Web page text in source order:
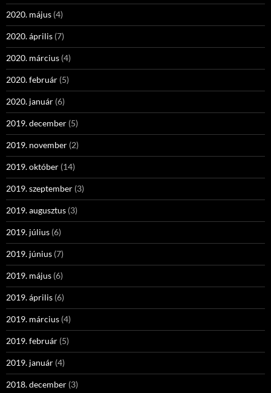
2020. május (4)
2020. április (7)
2020. március (4)
2020. február (5)
2020. január (6)
2019. december (5)
2019. november (2)
2019. október (14)
2019. szeptember (3)
2019. augusztus (3)
2019. július (6)
2019. június (7)
2019. május (6)
2019. április (6)
2019. március (4)
2019. február (5)
2019. január (4)
2018. december (3)